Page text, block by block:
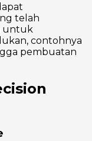
telah
untuk
contohnya
pembuatan